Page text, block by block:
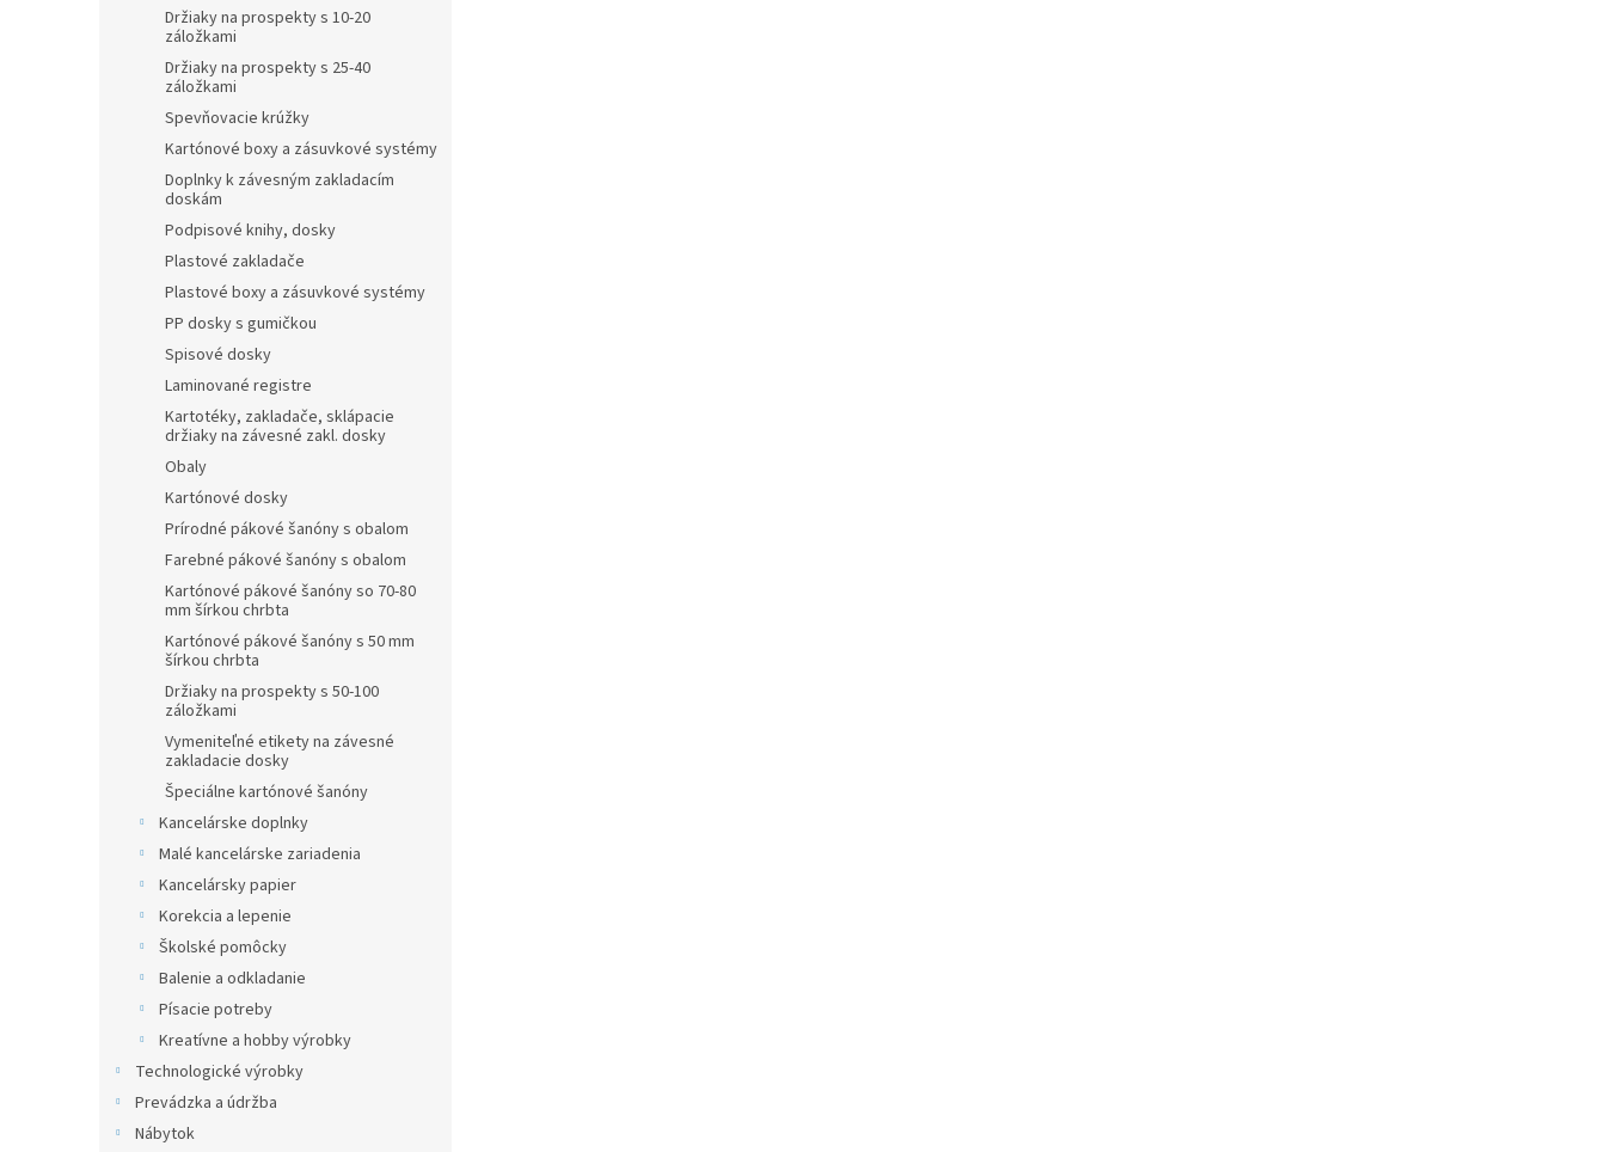
Držiaky na prospekty s 10-20
záložkami
Držiaky na prospekty s 25-40
záložkami
Spevňovacie krúžky
Kartónové boxy a zásuvkové systémy
Doplnky k závesným zakladacím
doskám
Podpisové knihy, dosky
Plastové zakladače
Plastové boxy a zásuvkové systémy
PP dosky s gumičkou
Spisové dosky
Laminované registre
Kartotéky, zakladače, sklápacie
držiaky na závesné zakl. dosky
Obaly
Kartónové dosky
Prírodné pákové šanóny s obalom
Farebné pákové šanóny s obalom
Kartónové pákové šanóny so 70-80
mm šírkou chrbta
Kartónové pákové šanóny s 50 mm
šírkou chrbta
Držiaky na prospekty s 50-100
záložkami
Vymeniteľné etikety na závesné
zakladacie dosky
Špeciálne kartónové šanóny
Kancelárske doplnky
Malé kancelárske zariadenia
Kancelársky papier
Korekcia a lepenie
Školské pomôcky
Balenie a odkladanie
Písacie potreby
Kreatívne a hobby výrobky
Technologické výrobky
Prevádzka a údržba
Nábytok